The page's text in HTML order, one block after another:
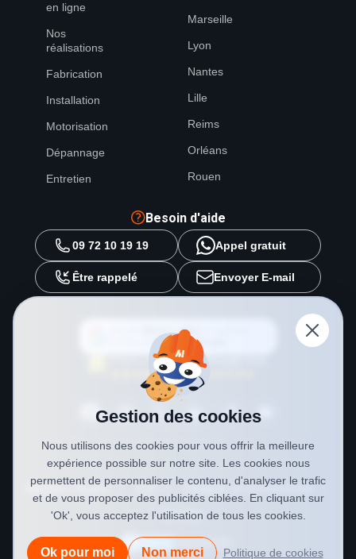
en ligne
Nos
réalisations
Fabrication
Installation
Motorisation
Dépannage
Entretien
Marseille
Lyon
Nantes
Lille
Reims
Orléans
Rouen
Besoin d'aide
09 72 10 19 19 Appel gratuit
Être rappelé Envoyer E-mail
METAL 2000
source préférée surGoogle
Mentions légales CGV Politique de confidentialité
Cookies
Gestion des cookies
Nous utilisons des cookies pour vous offrir la meilleure
expérience possible sur notre site. Les cookies nous
permettent de personnaliser le contenu, d'analyser le trafic
et de vous proposer des publicités ciblées. En cliquant sur
'Ok', vous acceptez l'utilisation de tous les cookies.
Ok pour moi Non merci Politique de cookies